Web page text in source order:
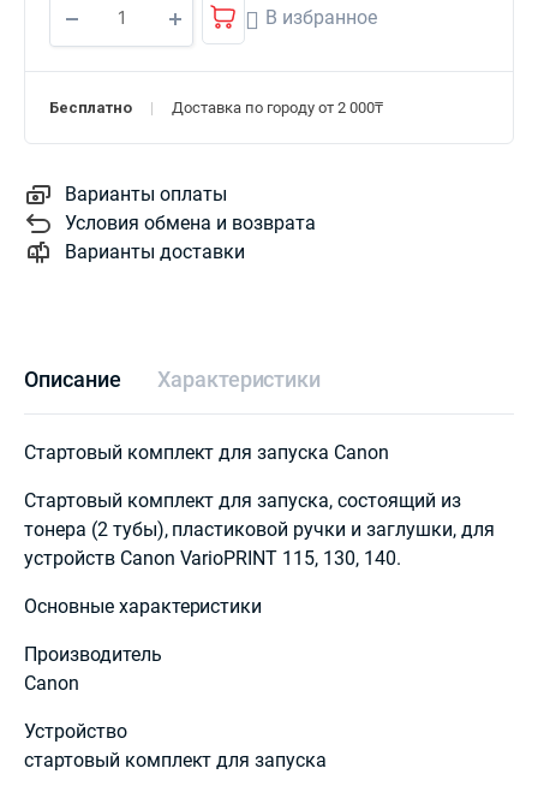
В избранное
Бесплатно Доставка по городу от 2 000₸
Варианты оплаты
Условия обмена и возврата
Варианты доставки
Описание Характеристики
Стартовый комплект для запуска Canon
Стартовый комплект для запуска, состоящий из
тонера (2 тубы), пластиковой ручки и заглушки, для
устройств Canon VarioPRINT 115, 130, 140.
Основные характеристики
Производитель
Canon
Устройство
стартовый комплект для запуска